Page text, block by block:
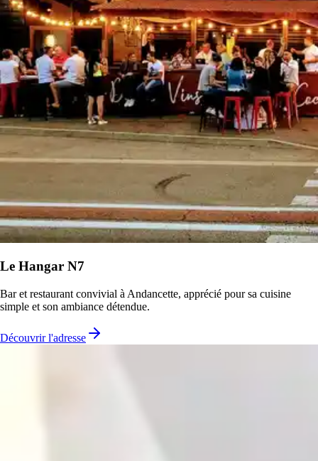
Le Hangar N7
Bar et restaurant convivial à Andancette, apprécié pour sa cuisine
simple et son ambiance détendue.
Découvrir l'adresse